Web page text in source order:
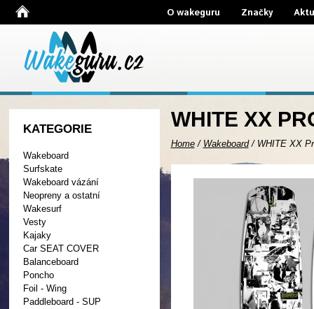
O wakeguru Značky
KATEGORIE
Wakeboard
Surfskate
Wakeboard vázání
Neopreny a ostatní
Wakesurf
Vesty
Kajaky
Car SEAT COVER
Balanceboard
Poncho
Foil - Wing
Paddleboard - SUP
WHITE XX
Home/ Wakeboard/ WHITE XX